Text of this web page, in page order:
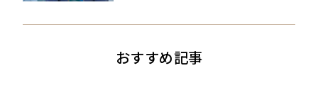
おすすめ記事